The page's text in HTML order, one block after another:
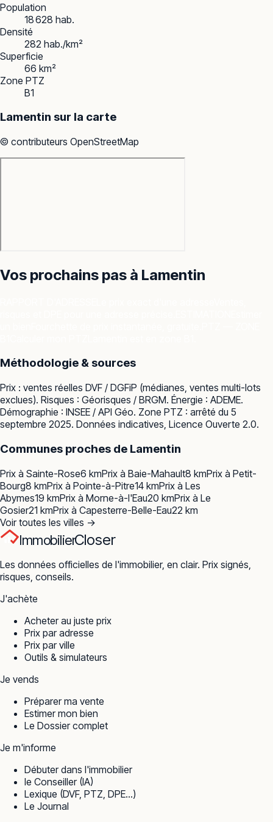
Population
18 628 hab.
Densité
282 hab./km²
Superficie
66 km²
Zone PTZ
B1
Lamentin sur la carte
© contributeurs OpenStreetMap
Vos prochains pas à Lamentin
Méthodologie & sources
Prix : ventes réelles DVF / DGFiP (médianes, ventes multi-lots
exclues). Risques : Géorisques / BRGM. Énergie : ADEME.
Démographie : INSEE / API Géo. Zone PTZ : arrêté du 5
septembre 2025. Données indicatives, Licence Ouverte 2.0.
Communes proches de Lamentin
Prix à Sainte-Rose6 kmPrix à Baie-Mahault8 kmPrix à Petit-
Bourg8 kmPrix à Pointe-à-Pitre14 kmPrix à Les
Abymes19 kmPrix à Morne-à-l'Eau20 kmPrix à Le
Gosier21 kmPrix à Capesterre-Belle-Eau22 km
Voir toutes les villes →
ImmobilierCloser
Les données officielles de l'immobilier, en clair. Prix signés,
risques, conseils.
J'achète
Acheter au juste prix
Prix par adresse
Prix par ville
Outils & simulateurs
Je vends
Préparer ma vente
Estimer mon bien
Le Dossier complet
Je m'informe
Débuter dans l'immobilier
le Conseiller (IA)
Lexique (DVF, PTZ, DPE…)
Le Journal